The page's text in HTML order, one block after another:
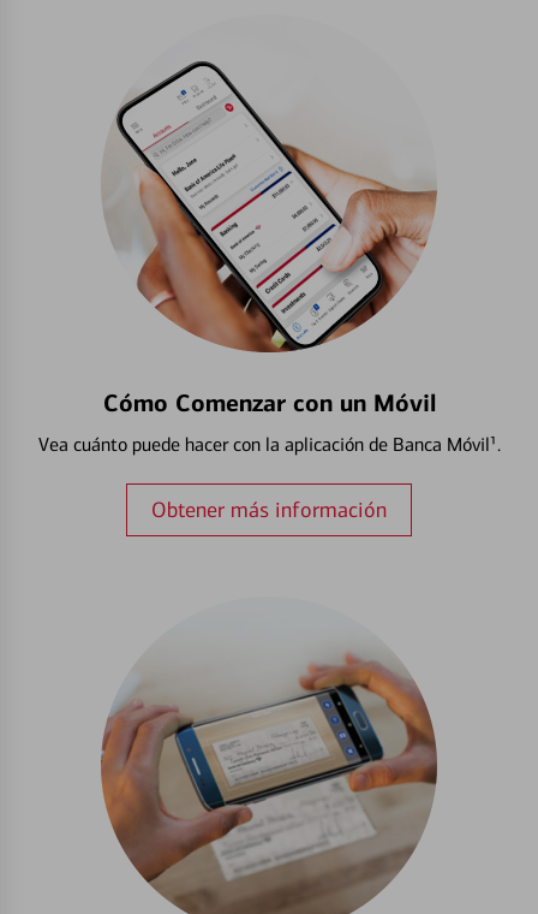
Cómo Comenzar con un Móvil
Vea cuánto puede hacer con la aplicación de Banca Móvil¹.
Obtener más información